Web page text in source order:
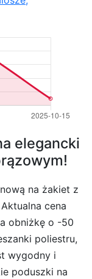
elegancki
na żakiet z
cena
obniżkę o -50
poliestru,
wygodny i
poduszki na